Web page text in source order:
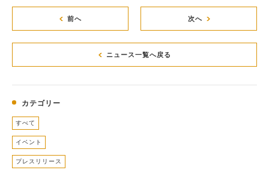
前へ 次へ
ニュース一覧へ戻る
カテゴリー
すべて
イベント
プレスリリース